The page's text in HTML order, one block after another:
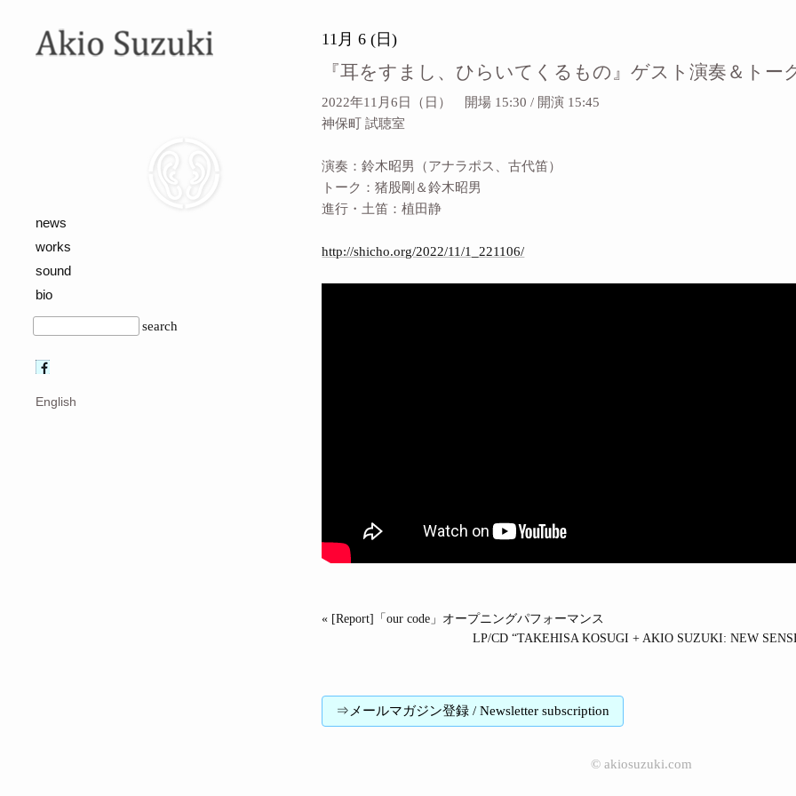
news
works
sound
bio
search
English
11月 6 (日)
『耳をすまし、ひらいてくるもの』ゲスト演奏＆トー
2022年11月6日（日） 開場 15:30 / 開演 15:45
神保町 試聴室
演奏：鈴木昭男（アナラポス、古代笛）
トーク：猪股剛＆鈴木昭男
進行・土笛：植田静
http://shicho.org/2022/11/1_221106/
« [Report]「our code」オープニングパフォーマンス
LP/CD “TAKEHISA KOSUGI + AKIO SUZUKI: NEW
⇒メールマガジン登録 / Newsletter subscription
©akiosuzuki.com